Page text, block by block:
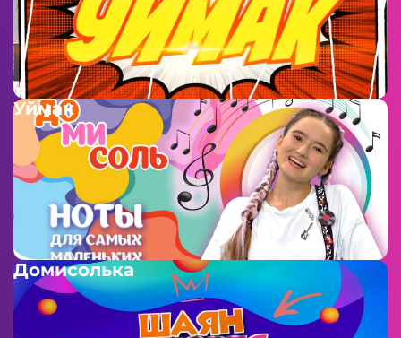
Уймак
Домисолька